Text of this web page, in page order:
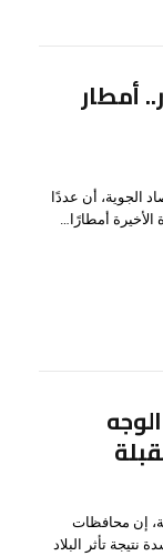
أمطار
الجوية، أن عددًا
أمطارًا…
إن محافظات
تأثر البلاد